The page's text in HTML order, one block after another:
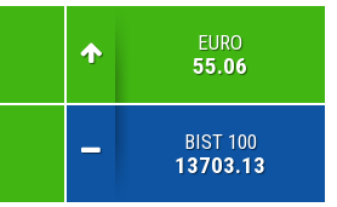
EURO
55.06
BIST 100
13703.13